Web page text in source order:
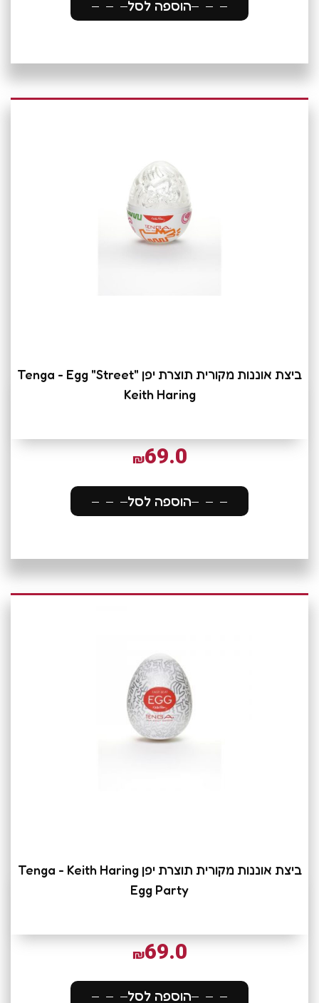
הוספה לסל
ביצת אוננות מקורית תוצרת יפן Tenga - Egg "Street"
Keith Haring
₪69.0
הוספה לסל
ביצת אוננות מקורית תוצרת יפן Tenga - Keith Haring
Egg Party
₪69.0
הוספה לסל